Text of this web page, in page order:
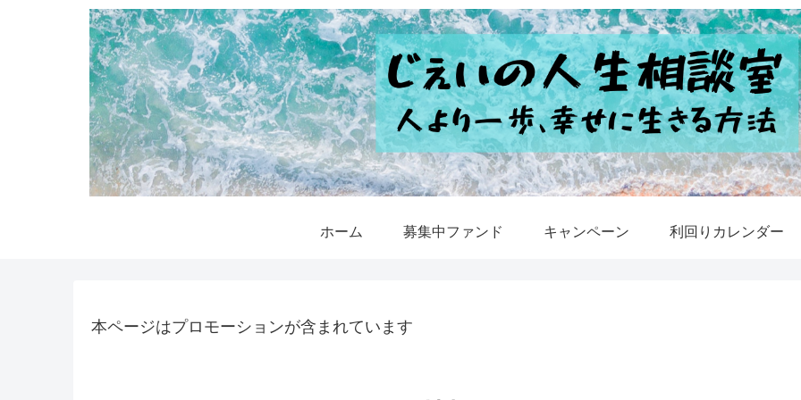
ホーム 募集中ファンド キャンペーン 利回りカレンダー
本ページはプロモーションが含まれています